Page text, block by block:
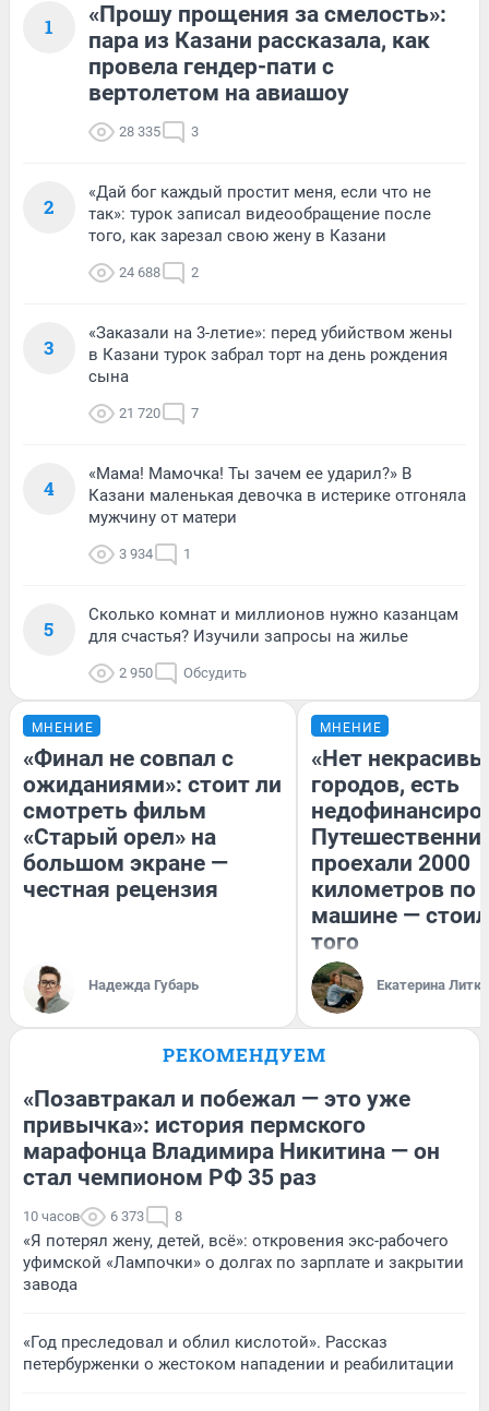
1
«Прошу прощения за смелость»:
пара из Казани рассказала, как
провела гендер-пати с
вертолетом на авиашоу
28 335 3
2
«Дай бог каждый простит меня, если что не
так»: турок записал видеообращение после
того, как зарезал свою жену в Казани
24 688 2
3
«Заказали на 3-летие»: перед убийством жены
в Казани турок забрал торт на день рождения
сына
21 720 7
4
«Мама! Мамочка! Ты зачем ее ударил?» В
Казани маленькая девочка в истерике отгоняла
мужчину от матери
3 934 1
5
Сколько комнат и миллионов нужно казанцам
для счастья? Изучили запросы на жилье
2 950 Обсудить
МНЕНИЕ
«Финал не совпал с
ожиданиями»: стоит ли
смотреть фильм
«Старый орел» на
большом экране —
честная рецензия
Надежда Губарь
МНЕНИЕ
«Нет
городов, есть
проехали 2000
километров по
машине —
того
Екатерина
РЕКОМЕНДУЕМ
«Позавтракал и побежал — это уже
привычка»: история пермского
марафонца Владимира Никитина — он
стал чемпионом РФ 35 раз
10 часов 6 373 8
«Я потерял жену, детей, всё»: откровения экс-рабочего
уфимской «Лампочки» о долгах по зарплате и закрытии
завода
«Год преследовал и облил кислотой». Рассказ
петербурженки о жестоком нападении и реабилитации